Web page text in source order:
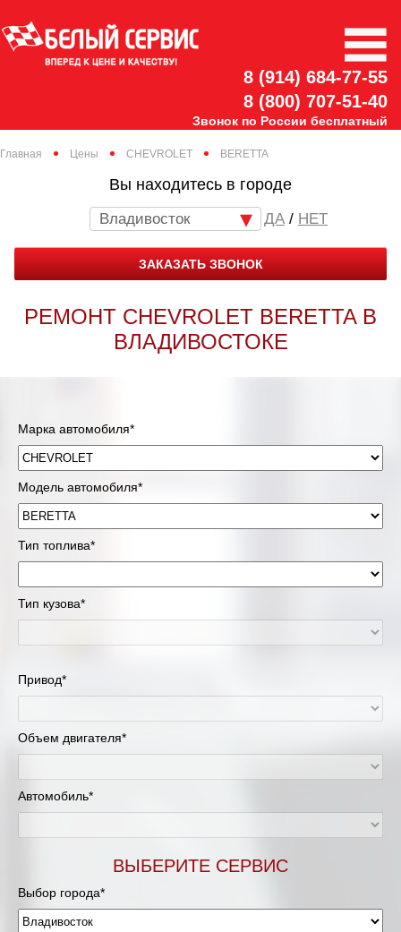
8 (914) 684-77-55
8 (800) 707-51-40
Звонок по России бесплатный
Главная Цены CHEVROLET BERETTA
Вы находитесь в городе
Владивосток / НЕТ
ЗАКАЗАТЬ ЗВОНОК
РЕМОНТ CHEVROLET BERETTA В
ВЛАДИВОСТОКЕ
Марка автомобиля*
Модель автомобиля*
Тип топлива*
Тип кузова*
Привод*
Объем двигателя*
Автомобиль*
ВЫБЕРИТЕ СЕРВИС
Выбор города*